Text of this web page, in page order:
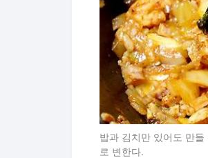
밥과 김치만 있어도 만
로 변한다.